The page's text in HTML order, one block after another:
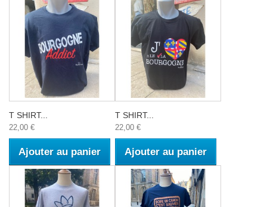
T SHIRT...
22,00 €
Ajouter au panier
T SHIRT...
22,00 €
Ajouter au panier